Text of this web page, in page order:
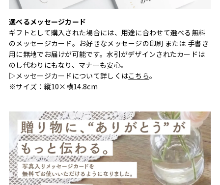
選べるメッセージカード
ギフトとして購入された場合には、用途に合わせて選べる無料
のメッセージカード。お好きなメッセージの印刷 または 手書き
用に無地でお届けが可能です。水引がデザインされたカードは
のし代わりにもなり、マナーも安心。
▷メッセージカードについて詳しくはこちら。
※サイズ：縦10×横14.8cm